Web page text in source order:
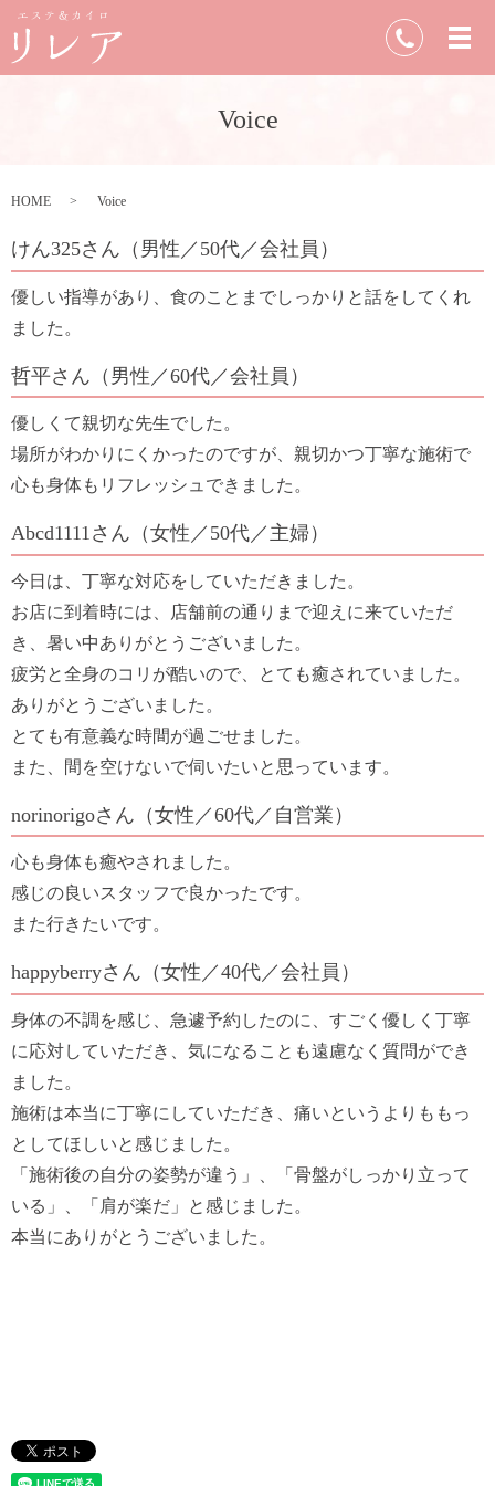
Voice
HOME Voice
けん325さん（男性／50代／会社員）
優しい指導があり、食のことまでしっかりと話をしてくれ
ました。
哲平さん（男性／60代／会社員）
優しくて親切な先生でした。
場所がわかりにくかったのですが、親切かつ丁寧な施術で
心も身体もリフレッシュできました。
Abcd1111さん（女性／50代／主婦）
今日は、丁寧な対応をしていただきました。
お店に到着時には、店舗前の通りまで迎えに来ていただ
き、暑い中ありがとうございました。
疲労と全身のコリが酷いので、とても癒されていました。
ありがとうございました。
とても有意義な時間が過ごせました。
また、間を空けないで伺いたいと思っています。
norinorigoさん（女性／60代／自営業）
心も身体も癒やされました。
感じの良いスタッフで良かったです。
また行きたいです。
happyberryさん（女性／40代／会社員）
身体の不調を感じ、急遽予約したのに、すごく優しく丁寧
に応対していただき、気になることも遠慮なく質問ができ
ました。
施術は本当に丁寧にしていただき、痛いというよりももっ
としてほしいと感じました。
「施術後の自分の姿勢が違う」、「骨盤がしっかり立って
いる」、「肩が楽だ」と感じました。
本当にありがとうございました。